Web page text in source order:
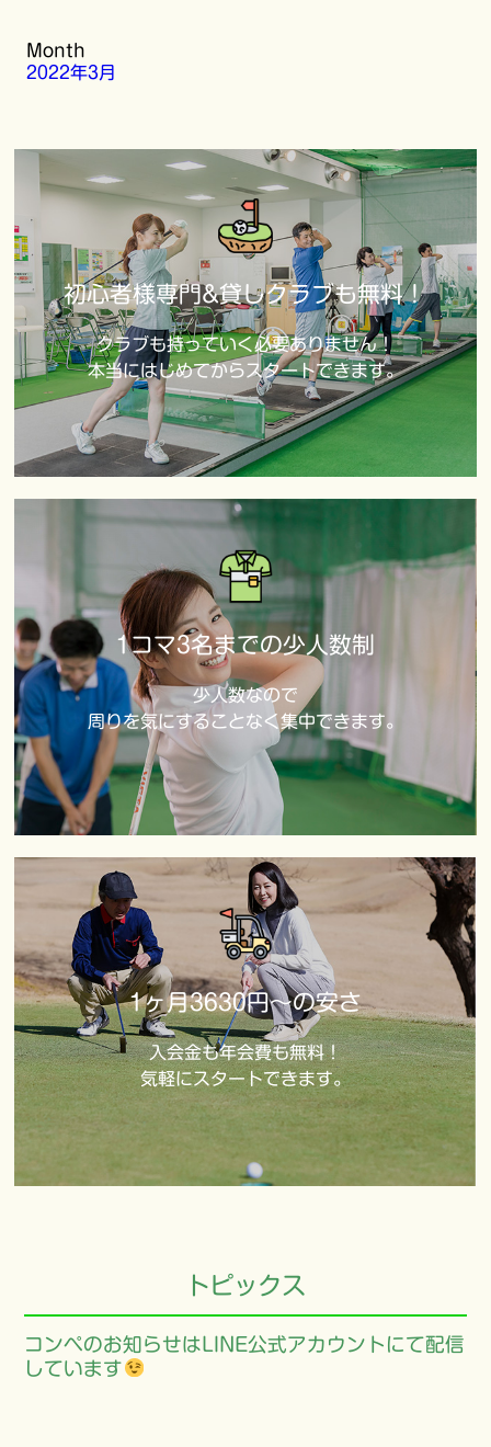
Month
2022年3月
初心者様専門&貸しクラブも無料！
クラブも持っていく必要ありません！
本当にはじめてからスタートできます。
1コマ3名までの少人数制
少人数なので
周りを気にすることなく集中できます。
1ヶ月3630円～の安さ
入会金も年会費も無料！
気軽にスタートできます。
トピックス
コンペのお知らせはLINE公式アカウントにて配信
しています